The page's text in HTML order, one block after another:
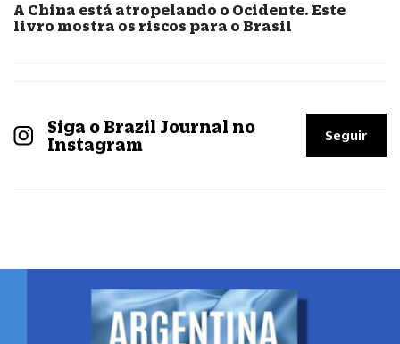
A China está atropelando o Ocidente. Este
livro mostra os riscos para o Brasil
Siga o Brazil Journal no
Instagram
Seguir